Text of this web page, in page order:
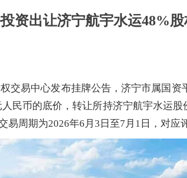
资出让济宁航宇水运48%股
交易中心发布挂牌公告，济宁市属国资
人民币的底价，转让所持济宁航宇水运股
易周期为2026年6月3日至7月1日，对应